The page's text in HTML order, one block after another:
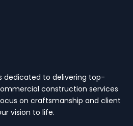
dedicated to delivering top-
construction services
on craftsmanship and client
vision to life.